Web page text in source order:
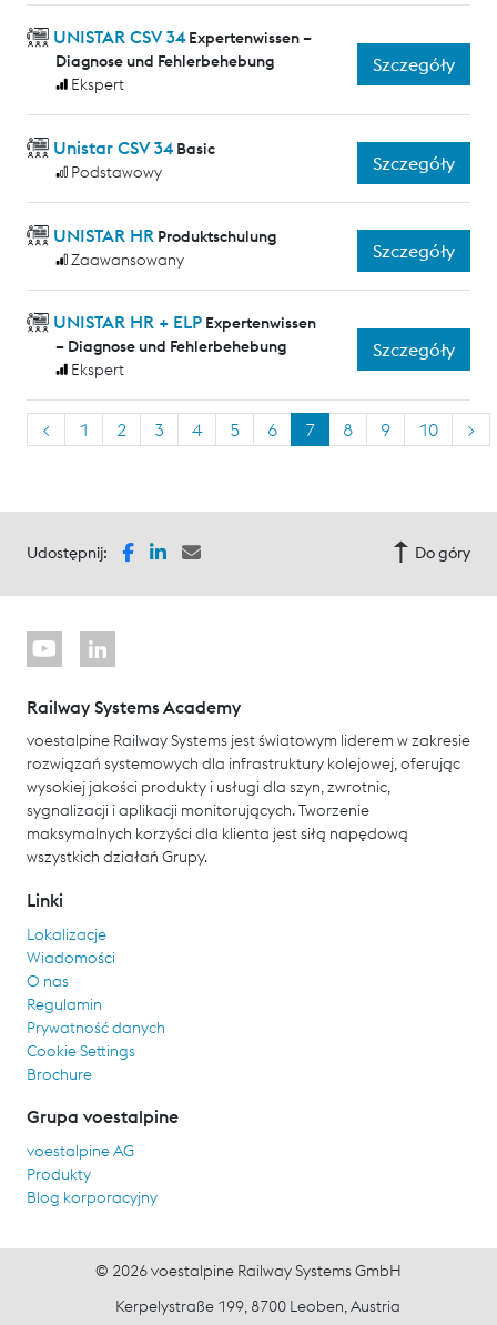
UNISTAR CSV 34 Expertenwissen –
Diagnose und Fehlerbehebung
Ekspert
Szczegóły
Unistar CSV 34 Basic
Podstawowy
Szczegóły
UNISTAR HR Produktschulung
Zaawansowany
Szczegóły
UNISTAR HR + ELP Expertenwissen
– Diagnose und Fehlerbehebung
Ekspert
Szczegóły
< 1 2 3 4 5 6 7 8 9 10 >
Udostępnij: Do góry
Railway Systems Academy
voestalpine Railway Systems jest światowym liderem w zakresie
rozwiązań systemowych dla infrastruktury kolejowej, oferując
wysokiej jakości produkty i usługi dla szyn, zwrotnic,
sygnalizacji i aplikacji monitorujących. Tworzenie
maksymalnych korzyści dla klienta jest siłą napędową
wszystkich działań Grupy.
Linki
Lokalizacje
Wiadomości
O nas
Regulamin
Prywatność danych
Cookie Settings
Brochure
Grupa voestalpine
voestalpine AG
Produkty
Blog korporacyjny
© 2026 voestalpine Railway Systems GmbH
Kerpelystraße 199, 8700 Leoben, Austria